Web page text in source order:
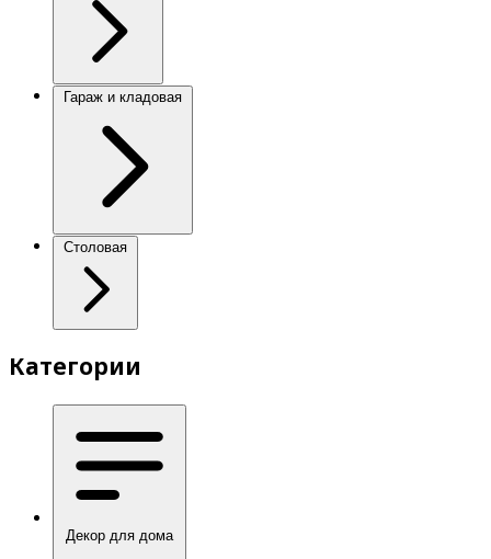
Гараж и кладовая
Столовая
Категории
Декор для дома